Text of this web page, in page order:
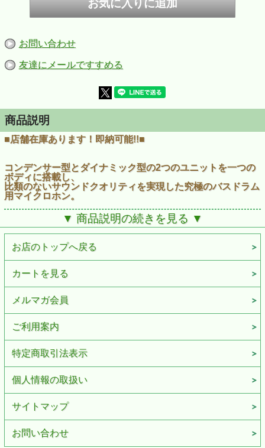
お問い合わせ
友達にメールですすめる
商品説明
■店舗在庫あります！即納可能!!■
コンデンサー型とダイナミック型の2つのユニットを一つの
ボディに搭載し、
比類のないサウンドクオリティを実現した究極のバスドラム
用マイクロホン。
【こんな使い方がオススメ！】
レコーディング、ライブ
ギターアンプ、バスドラム
●コンデンサー型とダイナミック型の2つのユニットを一つ
のボディに搭載し、比類のないサウンドクオリティを実現し
た究極のバスドラム用マイクロホンです。
●ローエンドまでフラットなコンデンサー型とパワフルなダ
イナミック型のユニットの位相を揃え、それぞれ別のチャン
ネルで出力されるため、柔軟な音作りが可能です。
●メカニカルノイズに強い新開発のマイクホルダー付きで
す。
【テクニカルデータ】
※改良などのため予告なく変更するこ
とがあります。
型式：バックエレクトレットコンデンサー型／ダイナミック
型
指向特性：単一指向性
周波数特性：コンデンサー20～17,000Hz／ダイナミック30
～10,000Hz
感度(0dB＝1V/1Pa、1kHz)：コンデンサー-51dB／ダイナミ
ック-54dB
▼ 商品説明の続きを見る ▼
お店のトップへ戻る
カートを見る
メルマガ会員
ご利用案内
特定商取引法表示
個人情報の取扱い
サイトマップ
お問い合わせ